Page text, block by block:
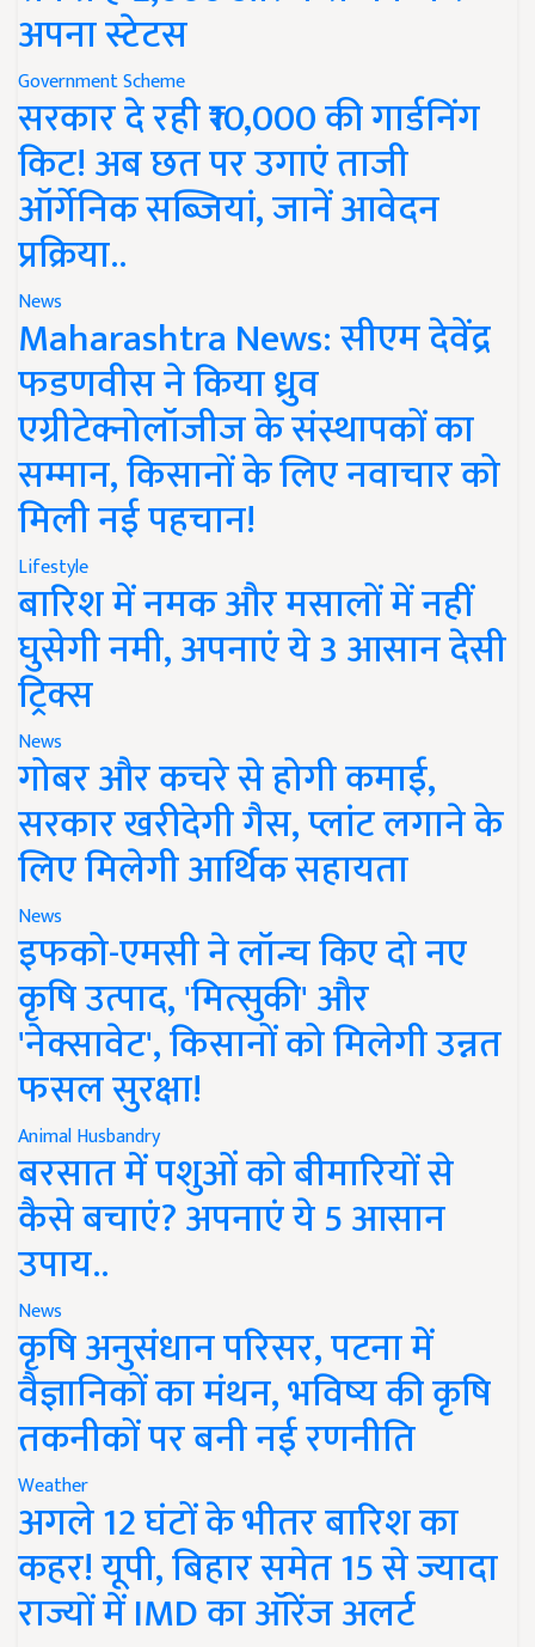
अपना स्टेटस
Government Scheme
सरकार दे रही ₹10,000 की गार्डनिंग
किट! अब छत पर उगाएं ताजी
ऑर्गेनिक सब्जियां, जानें आवेदन
प्रक्रिया..
News
Maharashtra News: सीएम देवेंद्र
फडणवीस ने किया ध्रुव
एग्रीटेक्नोलॉजीज के संस्थापकों का
सम्मान, किसानों के लिए नवाचार को
मिली नई पहचान!
Lifestyle
बारिश में नमक और मसालों में नहीं
घुसेगी नमी, अपनाएं ये 3 आसान देसी
ट्रिक्स
News
गोबर और कचरे से होगी कमाई,
सरकार खरीदेगी गैस, प्लांट लगाने के
लिए मिलेगी आर्थिक सहायता
News
इफको-एमसी ने लॉन्च किए दो नए
कृषि उत्पाद, 'मित्सुकी' और
'नेक्सावेट', किसानों को मिलेगी उन्नत
फसल सुरक्षा!
Animal Husbandry
बरसात में पशुओं को बीमारियों से
कैसे बचाएं? अपनाएं ये 5 आसान
उपाय..
News
कृषि अनुसंधान परिसर, पटना में
वैज्ञानिकों का मंथन, भविष्य की कृषि
तकनीकों पर बनी नई रणनीति
Weather
अगले 12 घंटों के भीतर बारिश का
कहर! यूपी, बिहार समेत 15 से ज्यादा
राज्यों में IMD का ऑरेंज अलर्ट